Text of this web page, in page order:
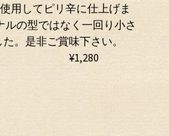
用してピリ辛に仕上げま
ルの型ではなく一回り小さ
。是非ご賞味下さい。